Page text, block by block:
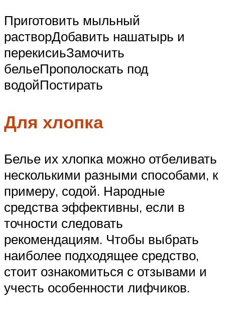
Приготовить мыльный
растворДобавить нашатырь и
перекисиьЗамочить
бельеПрополоскать под
водойПостирать
Для хлопка
Белье их хлопка можно отбеливать
несколькими разными способами, к
примеру, содой. Народные
средства эффективны, если в
точности следовать
рекомендациям. Чтобы выбрать
наиболее подходящее средство,
стоит ознакомиться с отзывами и
учесть особенности лифчиков.